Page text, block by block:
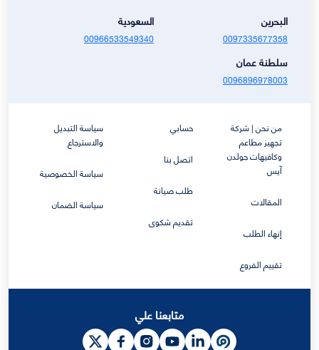
البحرين
0097335677358
السعودية
00966533549340
سلطنة عمان
0096896978003
من نحن | شركة
تجهيز مطاعم
وكافيهات جولدن
آيس
المقالات
إنهاء الطلب
تقييم الفروع
حسابي
اتصل بنا
طلب صيانة
تقديم شكوى
سياسة التبديل
والاسترجاع
سياسة الخصوصية
سياسة الضمان
متابعنا علي